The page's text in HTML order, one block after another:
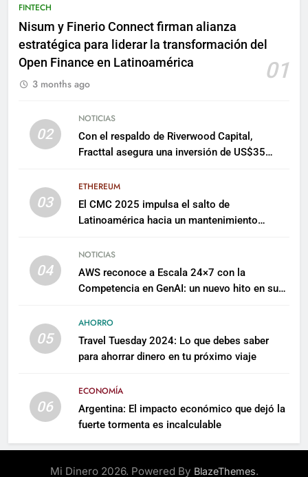
FINTECH
Nisum y Finerio Connect firman alianza
estratégica para liderar la transformación del
Open Finance en Latinoamérica
01
3 months ago
02
NOTICIAS
Con el respaldo de Riverwood Capital,
Fracttal asegura una inversión de US$35
03
ETHEREUM
El CMC 2025 impulsa el salto de
Latinoamérica hacia un mantenimiento
04
NOTICIAS
AWS reconoce a Escala 24×7 con la
Competencia en GenAI: un nuevo hito en su
05
AHORRO
Travel Tuesday 2024: Lo que debes saber
para ahorrar dinero en tu próximo viaje
06
ECONOMÍA
Argentina: El impacto económico que dejó la
fuerte tormenta es incalculable
Mi Dinero 2026. Powered By BlazeThemes.